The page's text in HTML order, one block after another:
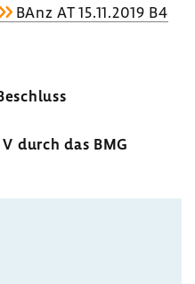
BAnz AT 15.11.2019 B4
durch das BMG